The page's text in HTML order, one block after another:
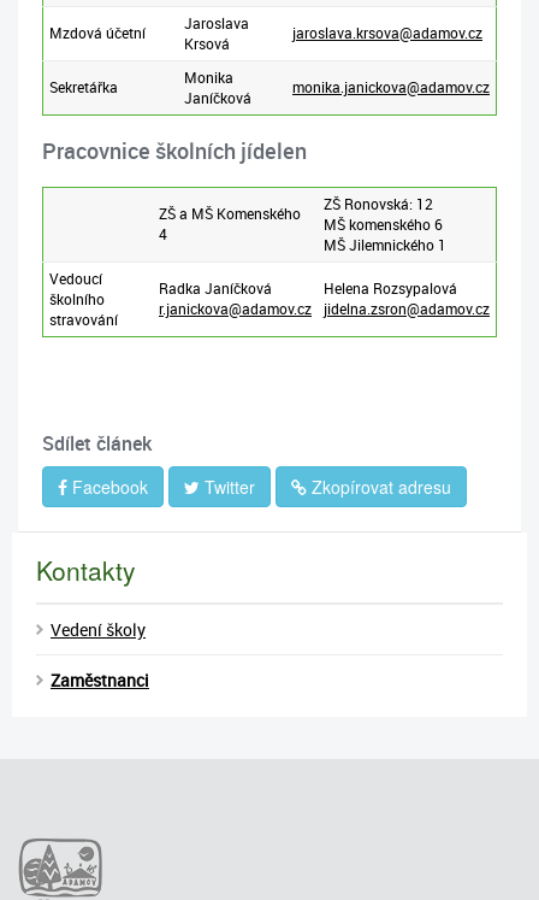
Mzdová účetní
Jaroslava
Krsová
jaroslava.krsova@adamov.cz
Sekretářka
Monika
Janíčková
monika.janickova@adamov.cz
Pracovnice školních jídelen
ZŠ a MŠ Komenského
4
ZŠ Ronovská: 12
MŠ komenského 6
MŠ Jilemnického 1
Vedoucí
školního
stravování
Radka Janíčková
r.janickova@adamov.cz
Helena Rozsypalová
jidelna.zsron@adamov.cz
Sdílet článek
Facebook Twitter Zkopírovat adresu
Kontakty
Vedení školy
Zaměstnanci